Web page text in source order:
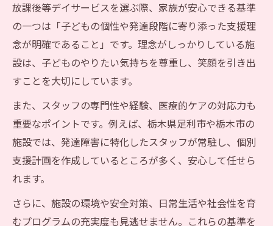
放課後等デイサービスを選ぶ際、家族が安心できる基準
の一つは「子どもの個性や発達段階に寄り添った支援理
念が明確であること」です。理念がしっかりしている施
設は、子どものやりたい気持ちを尊重し、笑顔を引き出
すことを大切にしています。
また、スタッフの専門性や経験、医療的ケアの対応力も
重要なポイントです。例えば、栃木県足利市や栃木市の
施設では、発達障害に特化したスタッフが常駐し、個別
支援計画を作成しているところが多く、安心して任せら
れます。
さらに、施設の環境や安全対策、日常生活や社会性を育